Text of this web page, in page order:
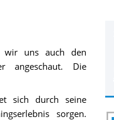
wir uns auch den
angeschaut. Die
sich durch seine
sorgen.